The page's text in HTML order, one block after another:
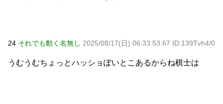
24 それでも動く名無し 2025/08/17(日) 06:33:53.67 ID:139Tvh4/0
うむうむちょっとハッショぽいとこあるからね棋士は